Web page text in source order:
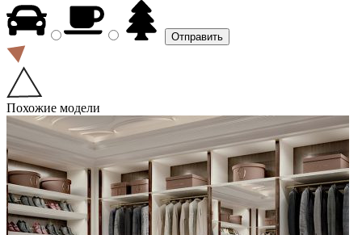
Похожие модели